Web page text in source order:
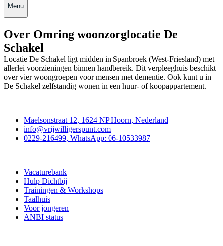
Menu
Over Omring woonzorglocatie De
Schakel
Locatie De Schakel ligt midden in Spanbroek (West-Friesland) met
allerlei voorzieningen binnen handbereik. Dit verpleeghuis beschikt
over vier woongroepen voor mensen met dementie. Ook kunt u in
De Schakel zelfstandig wonen in een huur- of koopappartement.
Maelsonstraat 12, 1624 NP Hoorn, Nederland
info@vrijwilligerspunt.com
0229-216499, WhatsApp: 06-10533987
Vacaturebank
Hulp Dichtbij
Trainingen & Workshops
Taalhuis
Voor jongeren
ANBI status